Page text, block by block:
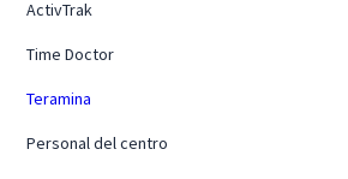
ActivTrak
Time Doctor
Teramina
Personal del centro